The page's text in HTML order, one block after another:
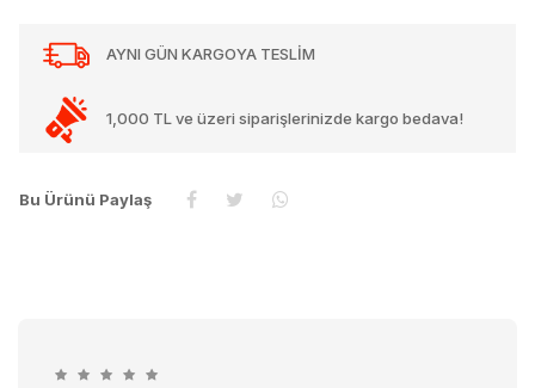
AYNI GÜN KARGOYA TESLİM
1,000 TL ve üzeri siparişlerinizde kargo bedava!
Bu Ürünü Paylaş